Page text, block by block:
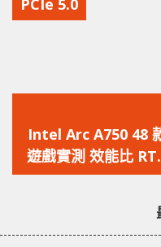
PCIe 5.0
一
篇
文
Intel Arc A750 48
遊戲實測 效能比
3060 高 5%